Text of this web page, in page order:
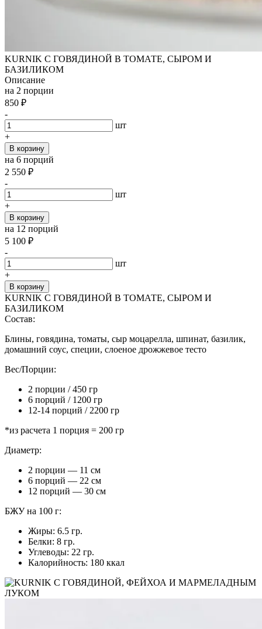
KURNIK С ГОВЯДИНОЙ В ТОМАТЕ, СЫРОМ И
БАЗИЛИКОМ
Описание
на 2 порции
850 ₽
-
шт
+
В корзину
на 6 порций
2 550 ₽
-
шт
+
В корзину
на 12 порций
5 100 ₽
-
шт
+
В корзину
KURNIK С ГОВЯДИНОЙ В ТОМАТЕ, СЫРОМ И
БАЗИЛИКОМ
Состав:
Блины, говядина, томаты, сыр моцарелла, шпинат, базилик,
домашний соус, специи, слоеное дрожжевое тесто
Вес/Порции:
2 порции / 450 гр
6 порций / 1200 гр
12-14 порций / 2200 гр
*из расчета 1 порция = 200 гр
Диаметр:
2 порции — 11 см
6 порций — 22 см
12 порций — 30 см
БЖУ на 100 г:
Жиры: 6.5 гр.
Белки: 8 гр.
Углеводы: 22 гр.
Калорийность: 180 ккал